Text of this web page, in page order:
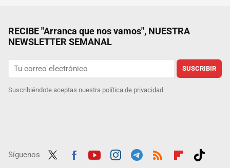
RECIBE "Arranca que nos vamos", NUESTRA
NEWSLETTER SEMANAL
SUSCRIBIR
Suscribiéndote aceptas nuestra política de privacidad
Síguenos